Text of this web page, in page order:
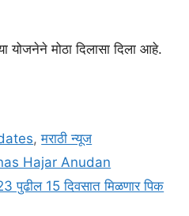
योजनेने मोठा दिलासा दिला आहे.
,मराठी न्यूज
Hajar Anudan
15 दिवसात मिळणार पिक